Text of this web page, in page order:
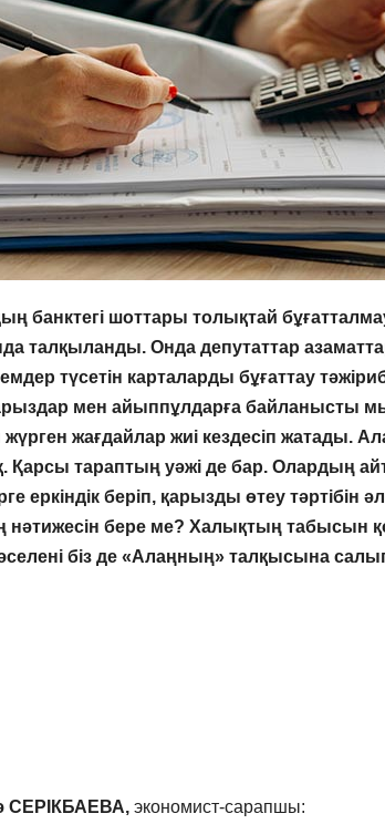
банктегі шоттары толықтай
талқыланды. Онда депутаттар
түсетін карталарды бұғаттау
мен айыппұлдарға байланысты
жағдайлар жиі кездесіп жатады.
Қарсы тараптың уәжі де бар. Олардың
еркіндік беріп, қарызды өтеу тәртібін
бере ме? Халықтың табысын
біз де «Алаңның» талқысына
СЕРІКБАЕВА, экономист-сарапшы: